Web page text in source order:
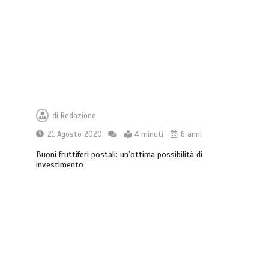
di Redazione
21 Agosto 2020
4 minuti 6 anni
Buoni fruttiferi postali: un’ottima possibilità di
investimento